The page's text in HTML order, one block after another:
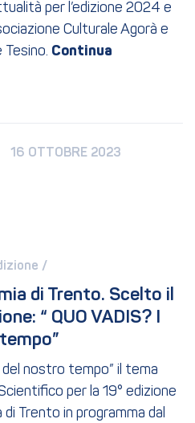
per l’edizione 2024 e
Culturale Agorà e
Tesino.
16 OTTOBRE 2023
/
di Trento. Scelto il
“ QUO VADIS? I
del nostro tempo” il tema
per la 19° edizione
di Trento in programma dal